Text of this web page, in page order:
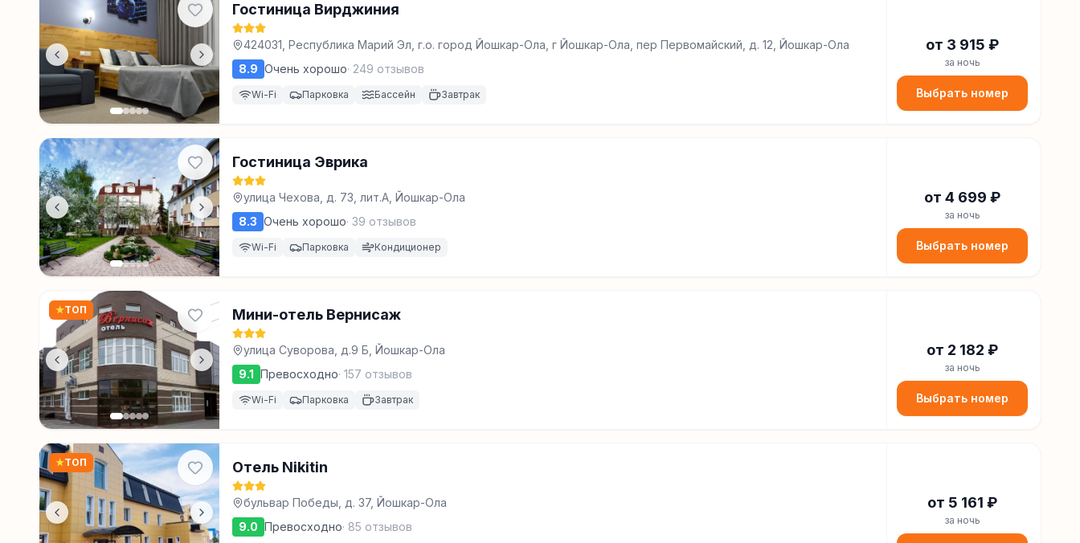
Гостиница Вирджиния
424031, Республика Марий Эл, г.о. город Йошкар-Ола, г Йошкар-Ола, пер Первомайский, д. 12, Йошкар-Ола
8.9 Очень хорошо· 249 отзывов
Wi-Fi Парковка Бассейн Завтрак
от 3 915 ₽
за ночь
Выбрать номер
Гостиница Эврика
улица Чехова, д. 73, лит.А, Йошкар-Ола
8.3 Очень хорошо· 39 отзывов
Wi-Fi Парковка Кондиционер
от 4 699 ₽
за ночь
Выбрать номер
★ТОП Мини-отель Вернисаж
улица Суворова, д.9 Б, Йошкар-Ола
9.1 Превосходно· 157 отзывов
Wi-Fi Парковка Завтрак
от 2 182 ₽
за ночь
Выбрать номер
★ТОП Отель Nikitin
бульвар Победы, д. 37, Йошкар-Ола
9.0 Превосходно· 85 отзывов
от 5 161 ₽
за ночь